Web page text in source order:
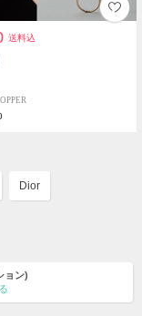
送料込
Dior
ョン)